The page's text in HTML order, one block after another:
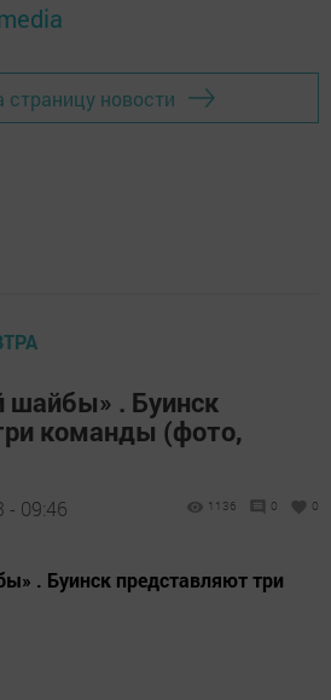
страницу новости
шайбы» . Буинск
команды (фото,
- 09:46 1136 0 0
. Буинск представляют три